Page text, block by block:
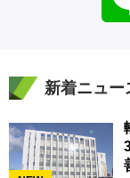
新着ニュー